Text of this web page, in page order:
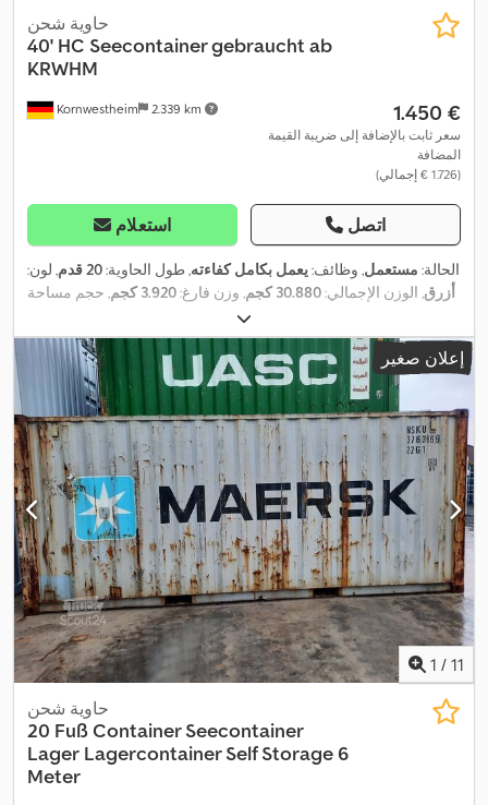
Kornwestheim 2.339 km
حاوية شحن
40' HC Seecontainer gebraucht ab
KRWHM
‏1.450 €
سعر ثابت بالإضافة إلى ضريبة القيمة
المضافة
(‏1.726 € إجمالي)
استعلام اتصل
الحالة: مستعمل, وظائف:يعمل بكامل كفاءته, طول الحاوية:20 قدم
, لون:
أزرق, الوزن الإجمالي:30.880 كجم , وزن فارغ:3.920 كجم
, حجم مساحة
, عرض مساحة التحميل:
12.015 مم
, ارتفاع مساحة التحميل:2.990 مم ,
إعلان صغير
1 / 11
حاوية شحن
20 Fuß Container Seecontainer
Lager Lagercontainer Self Storage 6
Meter